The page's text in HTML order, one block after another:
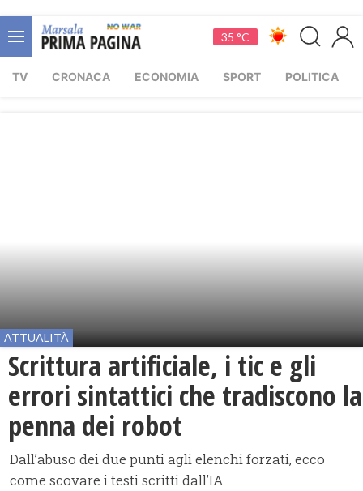
35 °C
TV CRONACA ECONOMIA SPORT POLITICA
ATTUALITÀ
Scrittura artificiale, i tic e gli
errori sintattici che tradiscono la
penna dei robot
Dall’abuso dei due punti agli elenchi forzati, ecco
come scovare i testi scritti dall’IA